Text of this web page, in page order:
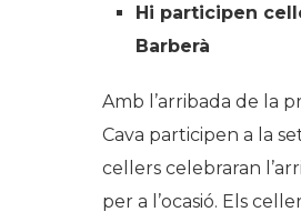
Hi participen
Barberà
Amb l’arribada de la
Cava participen a la
cellers celebraran
per a l’ocasió. Els